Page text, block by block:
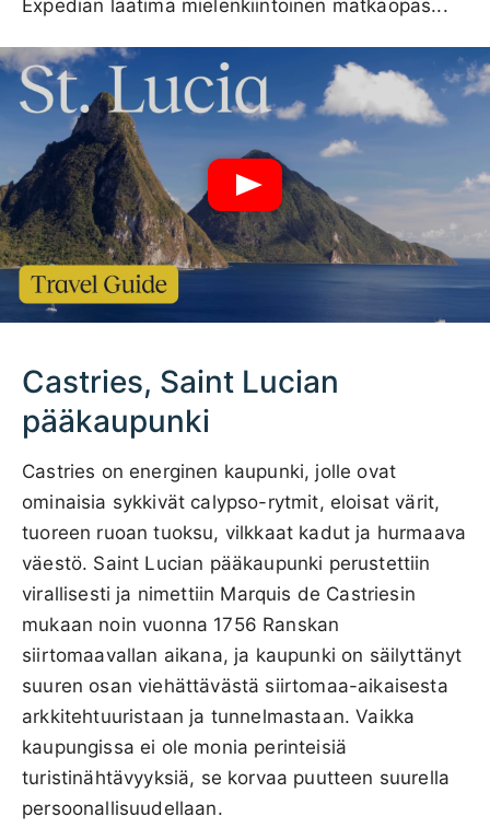
Expedian laatima mielenkiintoinen matkaopas...
Castries, Saint Lucian
pääkaupunki
Castries on energinen kaupunki, jolle ovat
ominaisia sykkivät calypso-rytmit, eloisat värit,
tuoreen ruoan tuoksu, vilkkaat kadut ja hurmaava
väestö. Saint Lucian pääkaupunki perustettiin
virallisesti ja nimettiin Marquis de Castriesin
mukaan noin vuonna 1756 Ranskan
siirtomaavallan aikana, ja kaupunki on säilyttänyt
suuren osan viehättävästä siirtomaa-aikaisesta
arkkitehtuuristaan ja tunnelmastaan. Vaikka
kaupungissa ei ole monia perinteisiä
turistinähtävyyksiä, se korvaa puutteen suurella
persoonallisuudellaan.